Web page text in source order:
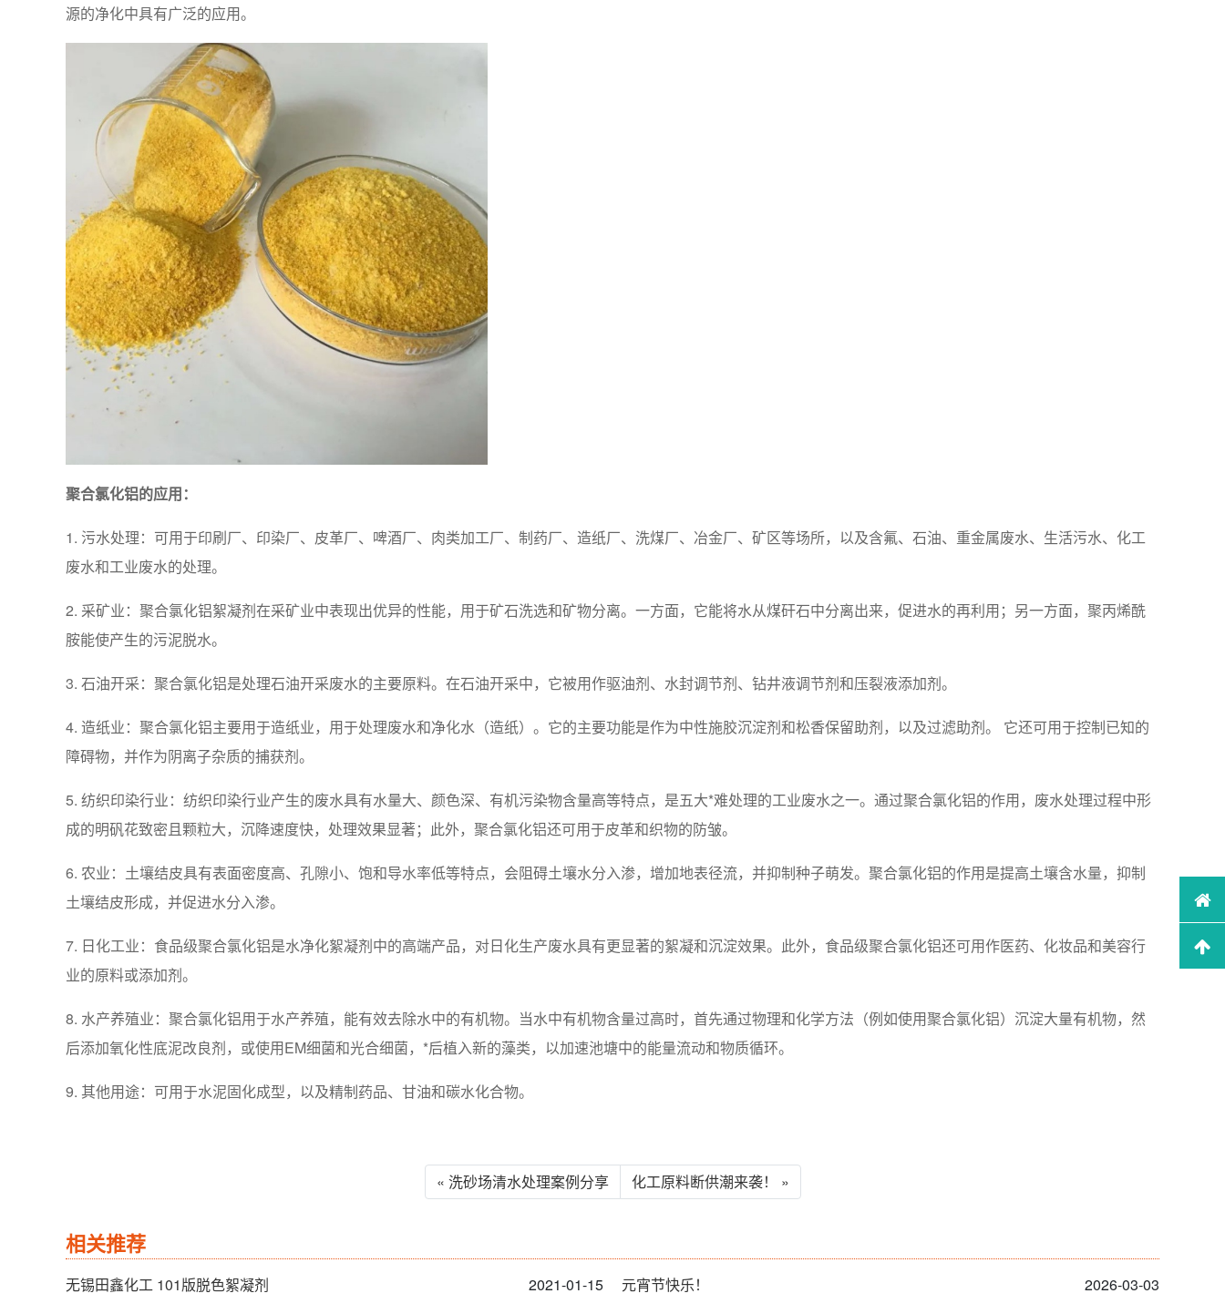
源的净化中具有广泛的应用。
聚合氯化铝的应用：
1. 污水处理：可用于印刷厂、印染厂、皮革厂、啤酒厂、肉类加工厂、制药厂、造纸厂、洗煤厂、冶金厂、矿区等场所，以及含氟、石油、重金属废水、生活污水、化工
废水和工业废水的处理。
2. 采矿业：聚合氯化铝絮凝剂在采矿业中表现出优异的性能，用于矿石洗选和矿物分离。一方面，它能将水从煤矸石中分离出来，促进水的再利用；另一方面，聚丙烯酰
胺能使产生的污泥脱水。
3. 石油开采：聚合氯化铝是处理石油开采废水的主要原料。在石油开采中，它被用作驱油剂、水封调节剂、钻井液调节剂和压裂液添加剂。
4. 造纸业：聚合氯化铝主要用于造纸业，用于处理废水和净化水（造纸）。它的主要功能是作为中性施胶沉淀剂和松香保留助剂，以及过滤助剂。 它还可用于控制已知的
障碍物，并作为阴离子杂质的捕获剂。
5. 纺织印染行业：纺织印染行业产生的废水具有水量大、颜色深、有机污染物含量高等特点，是五大*难处理的工业废水之一。通过聚合氯化铝的作用，废水处理过程中形
成的明矾花致密且颗粒大，沉降速度快，处理效果显著；此外，聚合氯化铝还可用于皮革和织物的防皱。
6. 农业：土壤结皮具有表面密度高、孔隙小、饱和导水率低等特点，会阻碍土壤水分入渗，增加地表径流，并抑制种子萌发。聚合氯化铝的作用是提高土壤含水量，抑制
土壤结皮形成，并促进水分入渗。
7. 日化工业：食品级聚合氯化铝是水净化絮凝剂中的高端产品，对日化生产废水具有更显著的絮凝和沉淀效果。此外，食品级聚合氯化铝还可用作医药、化妆品和美容行
业的原料或添加剂。
8. 水产养殖业：聚合氯化铝用于水产养殖，能有效去除水中的有机物。当水中有机物含量过高时，首先通过物理和化学方法（例如使用聚合氯化铝）沉淀大量有机物，然
后添加氧化性底泥改良剂，或使用EM细菌和光合细菌，*后植入新的藻类，以加速池塘中的能量流动和物质循环。
9. 其他用途：可用于水泥固化成型，以及精制药品、甘油和碳水化合物。
« 洗砂场清水处理案例分享 化工原料断供潮来袭！ »
相关推荐
无锡田鑫化工 101版脱色絮凝剂 2021-01-15 元宵节快乐！
2026-03-03